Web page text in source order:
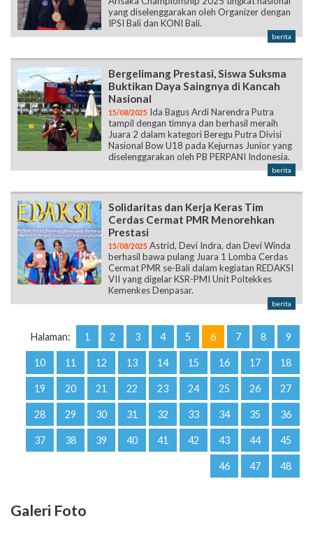
yang diselenggarakan oleh Organizer dengan
IPSI Bali dan KONI Bali.
berita
Bergelimang Prestasi, Siswa Suksma
Buktikan Daya Saingnya di Kancah
Nasional
15/08/2025 Ida Bagus Ardi Narendra Putra
tampil dengan timnya dan berhasil meraih
Juara 2 dalam kategori Beregu Putra Divisi
Nasional Bow U18 pada Kejurnas Junior yang
diselenggarakan oleh PB PERPANI Indonesia.
berita
Solidaritas dan Kerja Keras Tim
Cerdas Cermat PMR Menorehkan
Prestasi
15/08/2025 Astrid, Devi Indra, dan Devi Winda
berhasil bawa pulang Juara 1 Lomba Cerdas
Cermat PMR se-Bali dalam kegiatan REDAKSI
VII yang digelar KSR-PMI Unit Poltekkes
Kemenkes Denpasar.
berita
Halaman: 1 2 3 4 5 6 7 8 9
10 11 12 13 14 15 16 17 18
19 20 21 22 23 24 25 26 27
28 29 30 31 32 33 34 35 36
37 38 39 40 41 42 43 44 45
46 47 48
Galeri Foto